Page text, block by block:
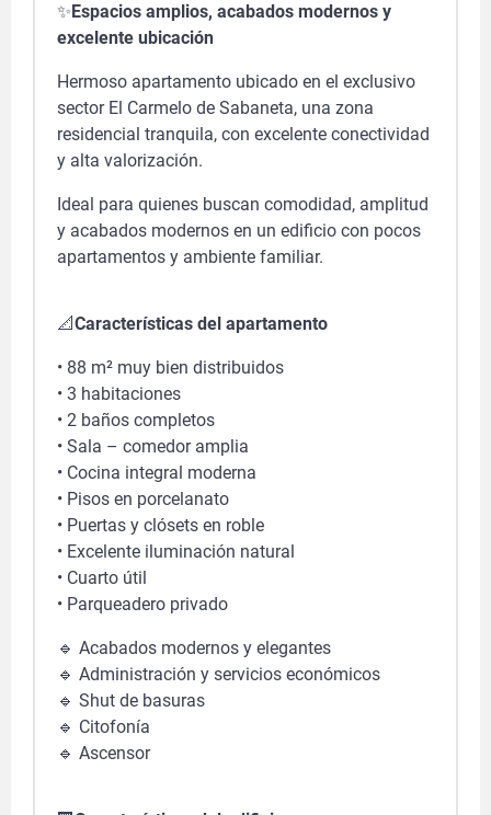
✨Espacios amplios, acabados modernos y
excelente ubicación
Hermoso apartamento ubicado en el exclusivo
sector El Carmelo de Sabaneta, una zona
residencial tranquila, con excelente conectividad
y alta valorización.
Ideal para quienes buscan comodidad, amplitud
y acabados modernos en un edificio con pocos
apartamentos y ambiente familiar.
📐Características del apartamento
• 88 m² muy bien distribuidos
• 3 habitaciones
• 2 baños completos
• Sala – comedor amplia
• Cocina integral moderna
• Pisos en porcelanato
• Puertas y clósets en roble
• Excelente iluminación natural
• Cuarto útil
• Parqueadero privado
🔹 Acabados modernos y elegantes
🔹 Administración y servicios económicos
🔹 Shut de basuras
🔹 Citofonía
🔹 Ascensor